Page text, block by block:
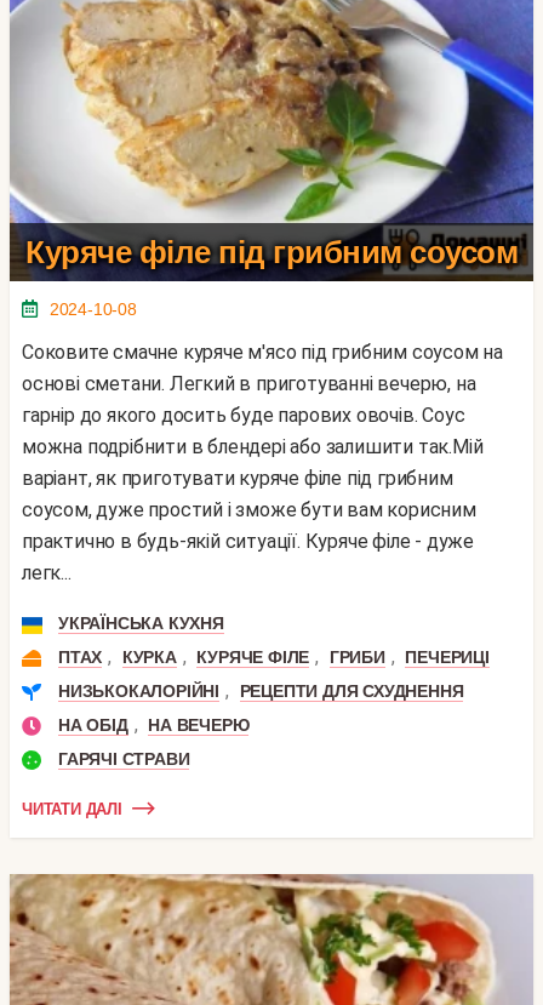
Куряче філе під грибним соусом
2024-10-08
Соковите смачне куряче м'ясо під грибним соусом на
основі сметани. Легкий в приготуванні вечерю, на
гарнір до якого досить буде парових овочів. Соус
можна подрібнити в блендері або залишити так.Мій
варіант, як приготувати куряче філе під грибним
соусом, дуже простий і зможе бути вам корисним
практично в будь-якій ситуації. Куряче філе - дуже
легк...
УКРАЇНСЬКА КУХНЯ
ПТАХ , КУРКА , КУРЯЧЕ ФІЛЕ , ГРИБИ ,
ПЕЧЕРИЦІ
НИЗЬКОКАЛОРІЙНІ ,
РЕЦЕПТИ ДЛЯ СХУДНЕННЯ
НА ОБІД ,
НА ВЕЧЕРЮ
ГАРЯЧІ СТРАВИ
ЧИТАТИ ДАЛІ